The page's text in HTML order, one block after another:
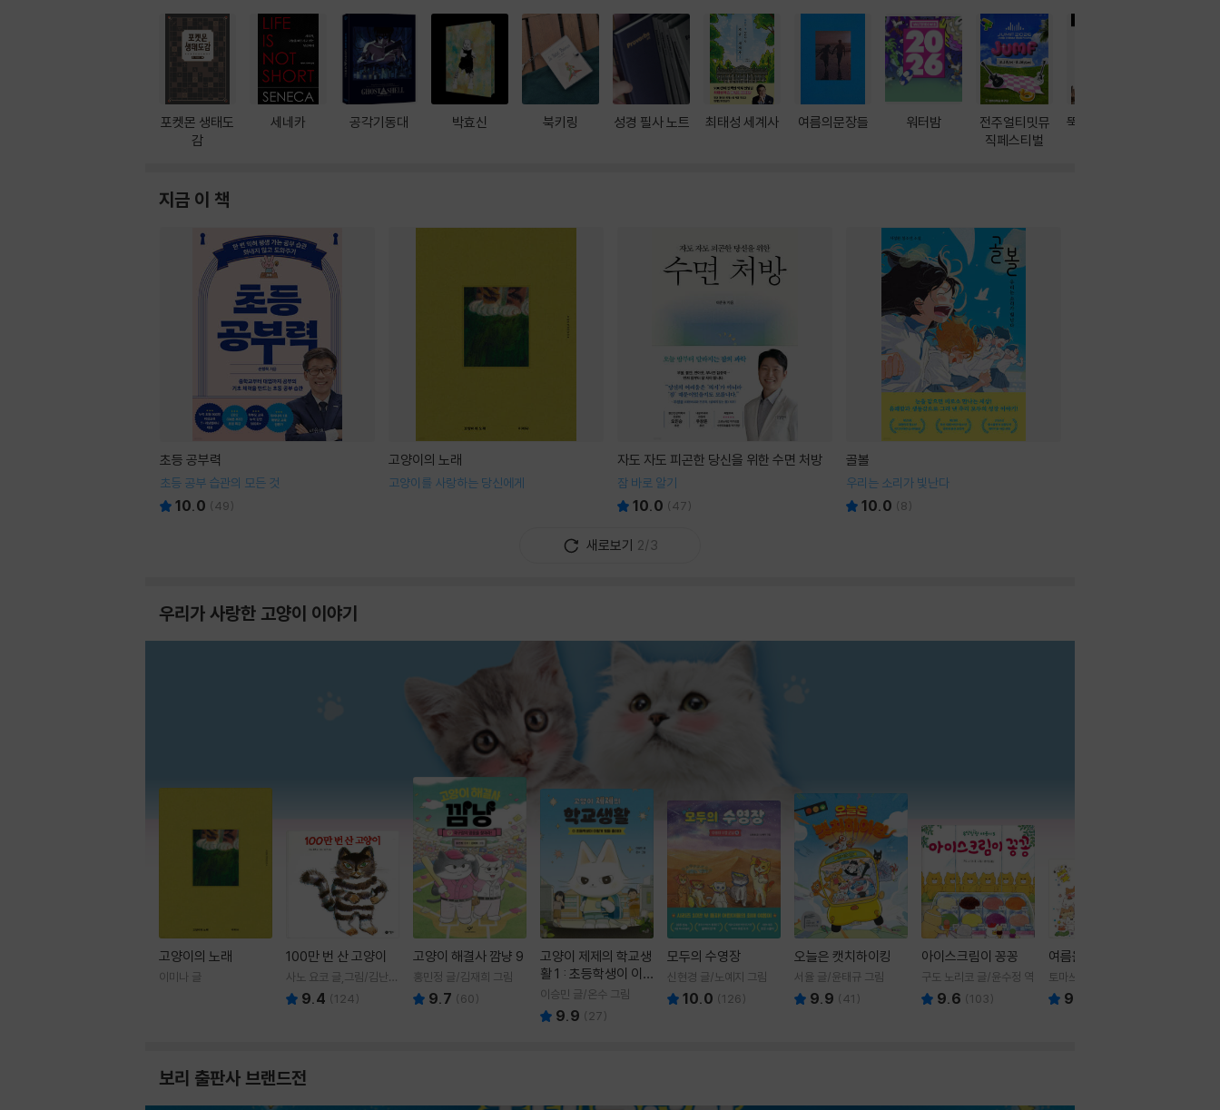
포켓몬 생태도
감
세네카 공각기동대 박효신 북키링 성경 필사 노트 최태성 세계사 여름의문장들 워터밤
전주얼티밋뮤
직페스티벌
뚝딱! AI 3대장
지금 이 책
초등 공부력
초등 공부 습관의 모든 것
10.0 (49)
고양이의 노래
고양이를 사랑하는 당신에게
자도 자도 피곤한 당신을 위한 수면 처방
잠 바로 알기
10.0 (47)
골볼
우리는 소리가 빛난다
10.0 (8)
새로보기 2/3
우리가 사랑한 고양이 이야기
고양이의 노래
이미나 글
100만 번 산 고양이
사노 요코 글,그림/김난주
역 9.4 (124)
고양이 해결사 깜냥 9
홍민정 글/김재희 그림
9.7 (60)
고양이 제제의 학교생
활 1 : 초등학생이 이
렇게 힘들 줄이야
이승민 글/온수 그림
9.9 ( 27)
모두의 수영장
신현경 글/노예지 그림
10.0 (126)
오늘은 캣치하이킹
서율 글/윤태규 그림
9.9 (41 )
아이스크림이 꽁꽁
구도 노리코 글/윤수정 역
9.6 (103)
여름을 부탁해
토마쓰리 글그림
9.8
보리 출판사 브랜드전